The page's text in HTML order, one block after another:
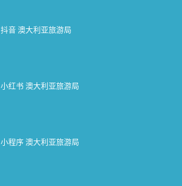
抖音 澳大利亚旅游局
小红书 澳大利亚旅游局
小程序 澳大利亚旅游局